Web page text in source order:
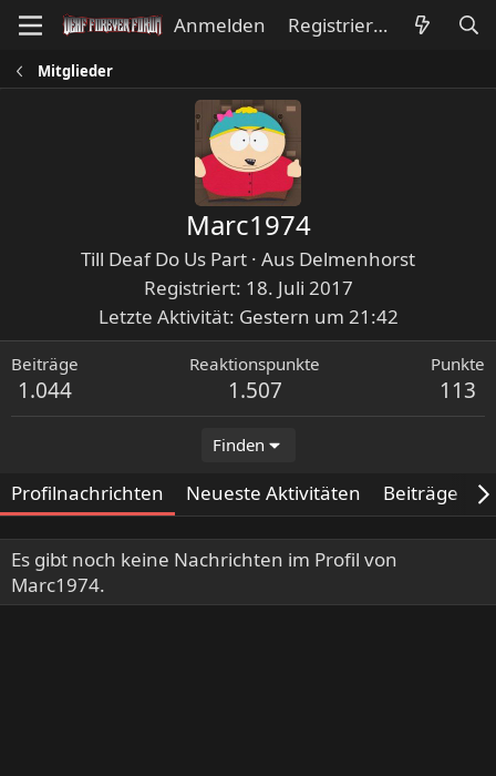
Anmelden Registrieren
Mitglieder
Marc1974
Till Deaf Do Us Part · Aus Delmenhorst
Registriert 18. Juli 2017
Letzte Aktivität Gestern um 21:42
Beiträge
1.044
Reaktionspunkte
1.507
Punkte
113
Finden
Profilnachrichten Neueste Aktivitäten Beiträge
Es gibt noch keine Nachrichten im Profil von
Marc1974.